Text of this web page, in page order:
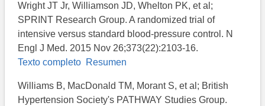
Wright JT Jr, Williamson JD, Whelton PK, et al;
SPRINT Research Group. A randomized trial of
intensive versus standard blood-pressure control. N
Engl J Med. 2015 Nov 26;373(22):2103-16.
Texto completo Resumen
Williams B, MacDonald TM, Morant S, et al; British
Hypertension Society's PATHWAY Studies Group.